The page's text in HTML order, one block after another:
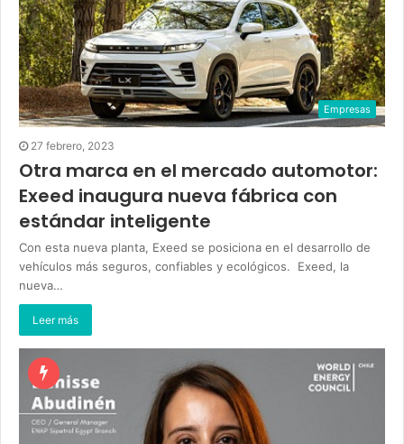
Empresas
27 febrero, 2023
Otra marca en el mercado automotor:
Exeed inaugura nueva fábrica con
estándar inteligente
Con esta nueva planta, Exeed se posiciona en el desarrollo de
vehículos más seguros, confiables y ecológicos. Exeed, la
nueva…
Leer más